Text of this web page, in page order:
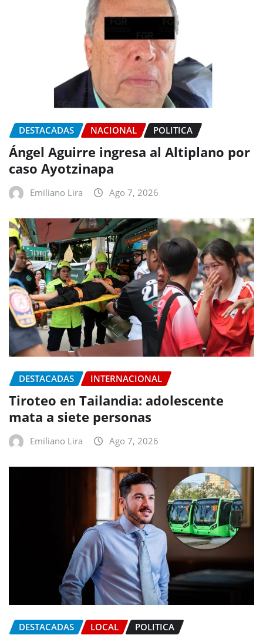
DESTACADAS NACIONAL POLITICA
Ángel Aguirre ingresa al Altiplano por
caso Ayotzinapa
Emiliano Lira Ago 7, 2026
DESTACADAS INTERNACIONAL
Tiroteo en Tailandia: adolescente
mata a siete personas
Emiliano Lira Ago 7, 2026
DESTACADAS LOCAL POLITICA